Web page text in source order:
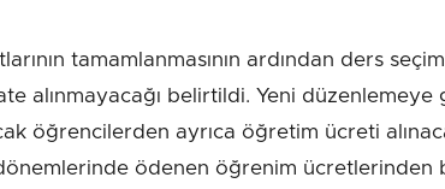
tamamlanmasının ardından ders
alınmayacağı belirtildi. Yeni düzenlemeye
öğrencilerden ayrıca öğretim ücreti
ödenen öğrenim ücretlerinden